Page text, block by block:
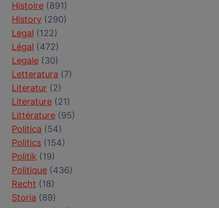
Histoire (891)
History (290)
Legal (122)
Légal (472)
Legale (30)
Letteratura (7)
Literatur (2)
Literature (21)
Littérature (95)
Politica (54)
Politics (154)
Politik (19)
Politique (436)
Recht (18)
Storia (89)